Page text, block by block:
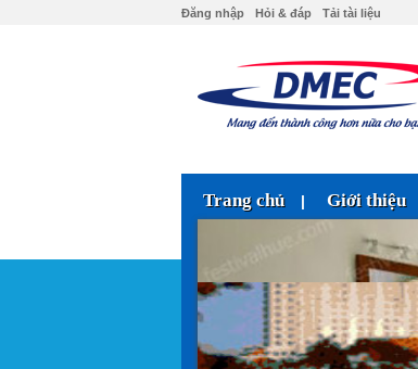
Đăng nhập Hỏi & đáp Tải tài liệu
Trang chủ | Giới thiệu